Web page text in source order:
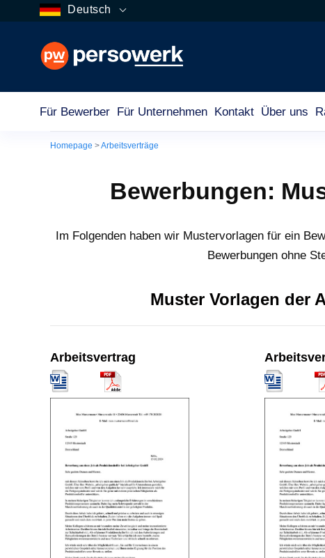
Deutsch
Für Bewerber Für Unternehmen Kontakt Über uns
Homepage >Arbeitsverträge
Bewerbungen:
Im Folgenden haben wir Mustervorlagen für ein
Bewerbungen ohne
Muster Vorlagen der
Arbeitsvertrag